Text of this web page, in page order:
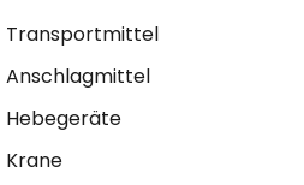
Transportmittel
Anschlagmittel
Hebegeräte
Krane